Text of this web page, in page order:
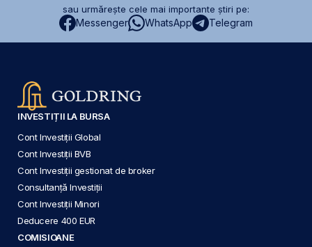
sau urmărește cele mai importante știri pe:
Messenger WhatsApp Telegram
INVESTIȚII LA BURSA
Cont Investiții Global
Cont Investiții BVB
Cont Investiții gestionat de broker
Consultanță Investiții
Cont Investiții Minori
Deducere 400 EUR
COMISIOANE